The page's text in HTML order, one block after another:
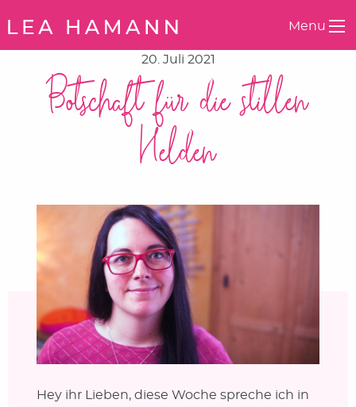
Menu
20. Juli 2021
Botschaft für die stillen
Helden
Hey ihr Lieben, diese Woche spreche ich in